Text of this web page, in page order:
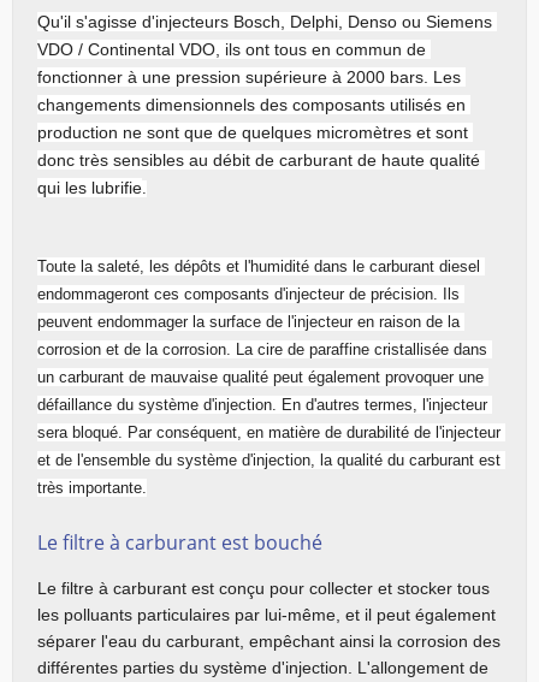
Qu'il s'agisse d'injecteurs Bosch, Delphi, Denso ou Siemens
VDO / Continental VDO, ils ont tous en commun de
fonctionner à une pression supérieure à 2000 bars. Les
changements dimensionnels des composants utilisés en
production ne sont que de quelques micromètres et sont
donc très sensibles au débit de carburant de haute qualité
qui les lubrifie
Toute la saleté, les dépôts et l'humidité dans le carburant diesel
endommageront ces composants d'injecteur de précision. Ils
peuvent endommager la surface de l'injecteur en raison de la
corrosion et de la corrosion. La cire de paraffine cristallisée dans
un carburant de mauvaise qualité peut également provoquer une
défaillance du système d'injection. En d'autres termes, l'injecteur
sera bloqué. Par conséquent, en matière de durabilité de l'injecteur
et de l'ensemble du système d'injection, la qualité du carburant est
très importante.
Le filtre à carburant est bouché
Le filtre à carburant est conçu pour collecter et stocker tous
les polluants particulaires par lui-même, et il peut également
séparer l'eau du carburant, empêchant ainsi la corrosion des
différentes parties du système d'injection. L'allongement de